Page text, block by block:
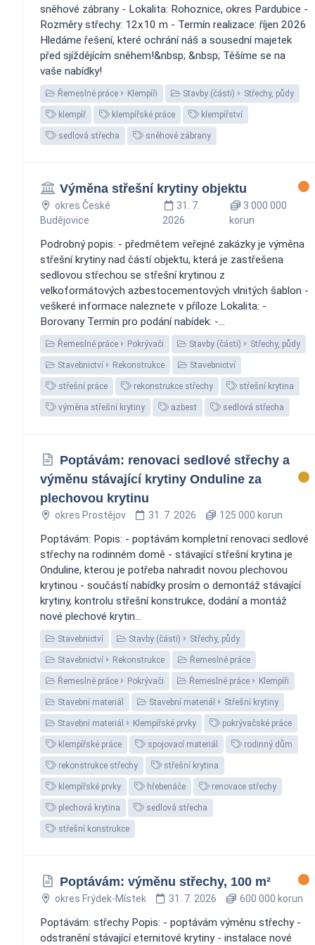
sněhové zábrany - Lokalita: Rohoznice, okres Pardubice -
Rozměry střechy: 12x10 m - Termín realizace: říjen 2026
Hledáme řešení, které ochrání náš a sousední majetek
před sjíždějícím sněhem!&nbsp; &nbsp; Těšíme se na
vaše nabídky!
Řemeslné práce Klempíři Stavby (části) Střechy, půdy
klempíř klempířské práce klempířství
sedlová střecha sněhové zábrany
Výměna střešní krytiny objektu
okres České
Budějovice
31. 7.
2026
3 000 000
korun
Podrobný popis: - předmětem veřejné zakázky je výměna
střešní krytiny nad částí objektu, která je zastřešena
sedlovou střechou se střešní krytinou z
velkoformátových azbestocementových vlnitých šablon -
veškeré informace naleznete v příloze Lokalita: -
Borovany Termín pro podání nabídek: -...
Řemeslné práce Pokrývači Stavby (části) Střechy, půdy
Stavebnictví Rekonstrukce Stavebnictví
střešní práce rekonstrukce střechy střešní krytina
výměna střešní krytiny azbest sedlová střecha
Poptávám: renovaci sedlové střechy a
výměnu stávající krytiny Onduline za
plechovou krytinu
okres Prostějov 31. 7. 2026 125 000 korun
Poptávám: Popis: - poptávám kompletní renovaci sedlové
střechy na rodinném domě - stávající střešní krytina je
Onduline, kterou je potřeba nahradit novou plechovou
krytinou - součástí nabídky prosím o demontáž stávající
krytiny, kontrolu střešní konstrukce, dodání a montáž
nové plechové krytin...
Stavebnictví Stavby (části) Střechy, půdy
Stavebnictví Rekonstrukce Řemeslné práce
Řemeslné práce Pokrývači Řemeslné práce Klempíři
Stavební materiál Stavební materiál Střešní krytiny
Stavební materiál Klempířské prvky pokrývačské práce
klempířské práce spojovací materiál rodinný dům
rekonstrukce střechy střešní krytina
klempířské prvky hřebenáče renovace střechy
plechová krytina sedlová střecha
střešní konstrukce
Poptávám: výměnu střechy, 100 m²
okres Frýdek-Místek 31. 7. 2026 600 000 korun
Poptávám: střechy Popis: - poptávám výměnu střechy -
odstranění stávající eternitové krytiny - instalace nové